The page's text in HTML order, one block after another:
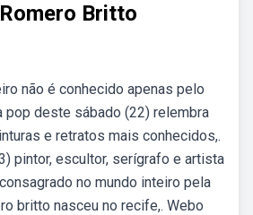
Britto
não é conhecido apenas pelo
pop deste sábado (22) relembra
e retratos mais conhecidos,.
pintor, escultor, serígrafo e artista
no mundo inteiro pela
britto nasceu no recife,. Webo